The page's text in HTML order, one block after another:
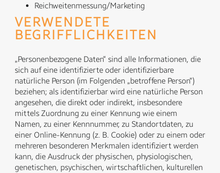
Reichweitenmessung/Marketing
VERWENDETE
BEGRIFFLICHKEITEN
„Personenbezogene Daten“ sind alle Informationen, die
sich auf eine identifizierte oder identifizierbare
natürliche Person (im Folgenden „betroffene Person“)
beziehen; als identifizierbar wird eine natürliche Person
angesehen, die direkt oder indirekt, insbesondere
mittels Zuordnung zu einer Kennung wie einem
Namen, zu einer Kennnummer, zu Standortdaten, zu
einer Online-Kennung (z. B. Cookie) oder zu einem oder
mehreren besonderen Merkmalen identifiziert werden
kann, die Ausdruck der physischen, physiologischen,
genetischen, psychischen, wirtschaftlichen, kulturellen